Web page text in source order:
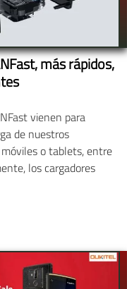
más rápidos,
vienen para
de nuestros
o tablets, entre
los cargadores